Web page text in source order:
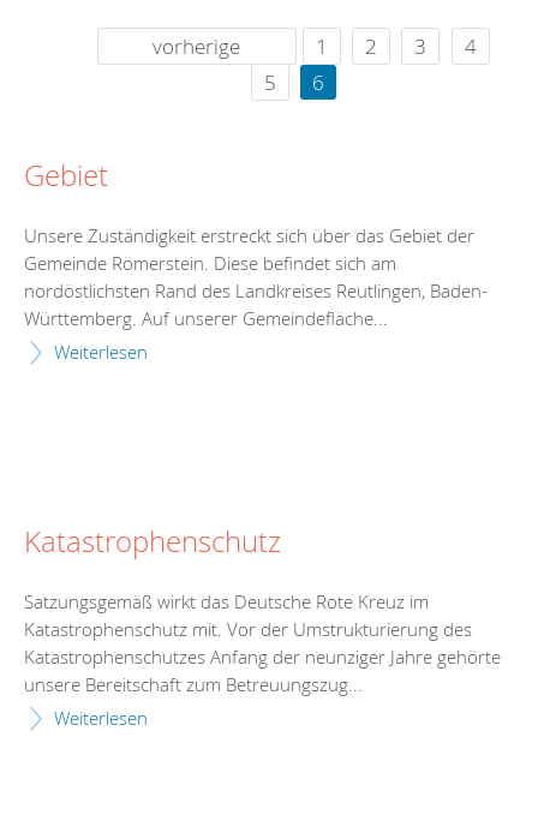
vorherige 1 2 3
4
5
6
Gebiet
Unsere Zuständigkeit erstreckt sich über das Gebiet der
Gemeinde Römerstein. Diese befindet sich am
nordöstlichsten Rand des Landkreises Reutlingen, Baden-
Württemberg. Auf unserer Gemeindefläche...
Weiterlesen
Katastrophenschutz
Satzungsgemäß wirkt das Deutsche Rote Kreuz im
Katastrophenschutz mit. Vor der Umstrukturierung des
Katastrophenschutzes Anfang der neunziger Jahre gehörte
unsere Bereitschaft zum Betreuungszug...
Weiterlesen